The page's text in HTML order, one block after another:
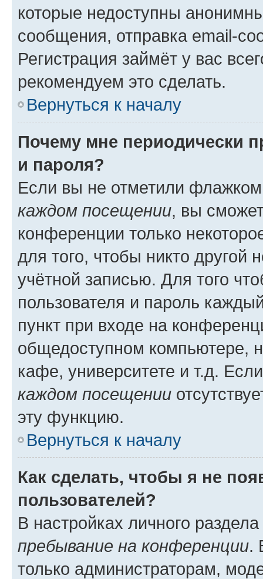
которые недоступны
сообщения, отправка email-
Регистрация займёт у вас
рекомендуем это сделать.
Вернуться к началу
Почему мне периодически
и пароля?
Если вы не отметили
каждом посещении, вы
конференции только
для того, чтобы никто другой
учётной записью. Для того
пользователя и пароль
пункт при входе на
общедоступном компьютере,
кафе, университете и т.д.
каждом посещении
эту функцию.
Вернуться к началу
Как сделать, чтобы я не
пользователей?
В настройках личного
пребывание на конференции.
только администраторам,